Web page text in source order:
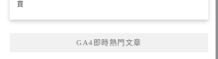
買
GA4即時熱門文章